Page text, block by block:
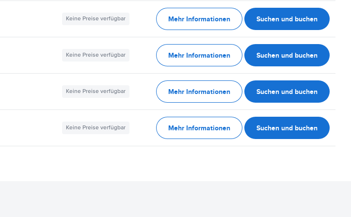
Keine Preise verfügbar Mehr Informationen Suchen und buchen
Keine Preise verfügbar Mehr Informationen Suchen und buchen
Keine Preise verfügbar Mehr Informationen Suchen und buchen
Keine Preise verfügbar Mehr Informationen Suchen und buchen